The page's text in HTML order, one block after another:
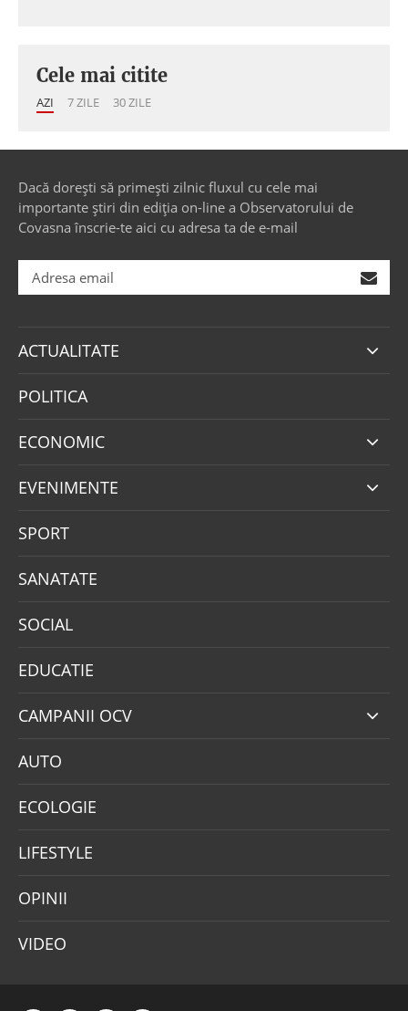
Cele mai citite
AZI 7 ZILE 30 ZILE
Dacă dorești să primești zilnic fluxul cu cele mai
importante știri din ediția on-line a Observatorului de
Covasna înscrie-te aici cu adresa ta de e-mail
ACTUALITATE
POLITICA
ECONOMIC
EVENIMENTE
SPORT
SANATATE
SOCIAL
EDUCATIE
CAMPANII OCV
AUTO
ECOLOGIE
LIFESTYLE
OPINII
VIDEO